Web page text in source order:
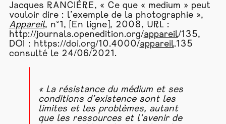
Jacques RANCIÈRE, « Ce que « medium » peut
vouloir dire : l’exemple de la photographie »,
Appareil, n°1, [En ligne], 2008, URL :
http://journals.openedition.org/appareil/135,
DOI : https://doi.org/10.4000/appareil.135
consulté le 24/06/2021.
« La résistance du médium et ses
conditions d’existence sont les
limites et les problèmes, autant
que les ressources et l’avenir de